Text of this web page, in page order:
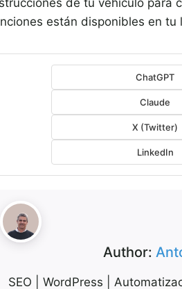
de tu vehículo para
están disponibles en tu
ChatGPT
Claude
X (Twitter)
LinkedIn
Author:
SEO | WordPress |